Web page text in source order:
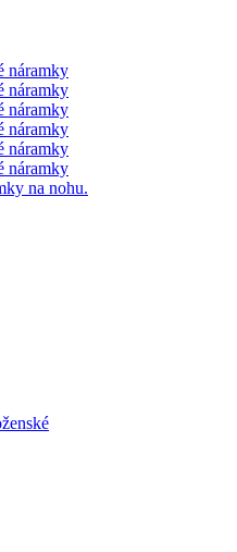
náramky
náramky
náramky
náramky
náramky
náramky
na nohu.